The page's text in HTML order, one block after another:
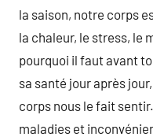
la saison, notre corps
la chaleur, le stress, le
pourquoi il faut avant
sa santé jour après
corps nous le fait
maladies et